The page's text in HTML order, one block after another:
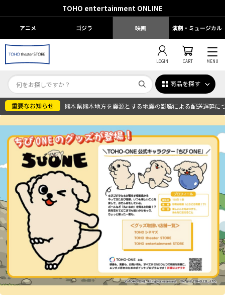
TOHO entertainment ONLINE
アニメ ゴジラ 映画 演劇・ミュージカル
LOGIN CART MENU
商品を探す
熊本県熊本地方を震源とする地震の影響による配送遅延に